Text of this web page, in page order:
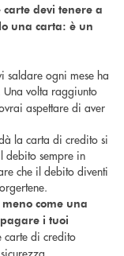
devi tenere a
una carta: è un
saldare ogni mese ha
Una volta raggiunto
aspettare di aver
la carta di credito si
debito sempre in
che il debito diventi
come una
i tuoi
carte di credito